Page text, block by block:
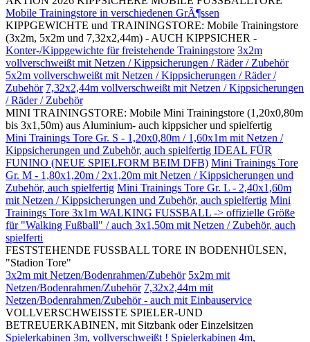
Mobile Trainingstore in verschiedenen GrÃ¶ssen
KIPPGEWICHTE und TRAININGSTORE: Mobile Trainingstore
(3x2m, 5x2m und 7,32x2,44m) - AUCH KIPPSICHER -
Konter-/Kippgewichte für freistehende Trainingstore 3x2m
vollverschweißt mit Netzen / Kippsicherungen / Räder / Zubehör
5x2m vollverschweißt mit Netzen / Kippsicherungen / Räder /
Zubehör 7,32x2,44m vollverschweißt mit Netzen / Kippsicherungen
/ Räder / Zubehör
MINI TRAININGSTORE: Mobile Mini Trainingstore (1,20x0,80m
bis 3x1,50m) aus Aluminium- auch kippsicher und spielfertig
Mini Trainings Tore Gr. S - 1,20x0,80m / 1,60x1m mit Netzen /
Kippsicherungen und Zubehör, auch spielfertig IDEAL FÜR
FUNINO (NEUE SPIELFORM BEIM DFB) Mini Trainings Tore
Gr. M - 1,80x1,20m / 2x1,20m mit Netzen / Kippsicherungen und
Zubehör, auch spielfertig Mini Trainings Tore Gr. L - 2,40x1,60m
mit Netzen / Kippsicherungen und Zubehör, auch spielfertig Mini
Trainings Tore 3x1m WALKING FUSSBALL -> offizielle Größe
für "Walking Fußball" / auch 3x1,50m mit Netzen / Zubehör, auch
spielferti
FESTSTEHENDE FUSSBALL TORE IN BODENHÜLSEN,
"Stadion Tore"
3x2m mit Netzen/Bodenrahmen/Zubehör 5x2m mit
Netzen/Bodenrahmen/Zubehör 7,32x2,44m mit
Netzen/Bodenrahmen/Zubehör - auch mit Einbauservice
VOLLVERSCHWEISSTE SPIELER-UND
BETREUERKABINEN, mit Sitzbank oder Einzelsitzen
Spielerkabinen 3m, vollverschweißt ! Spielerkabinen 4m,